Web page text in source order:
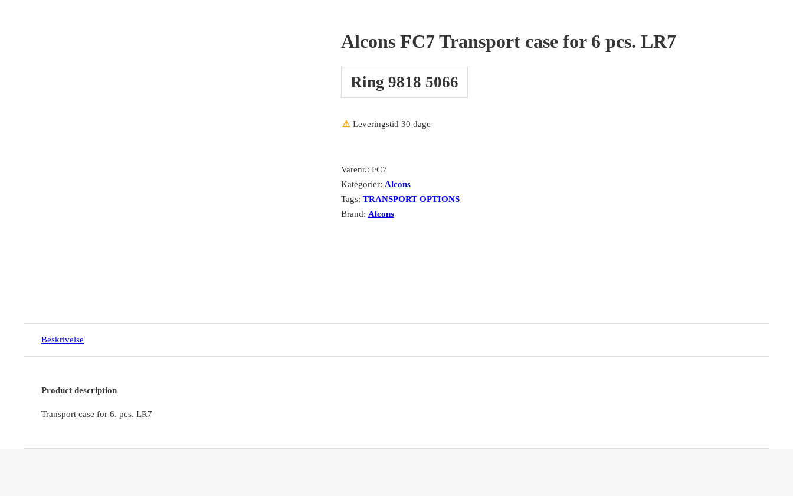
Alcons FC7 Transport case for 6 pcs. LR7
Ring 9818 5066
⚠️ Leveringstid 30 dage
Varenr.: FC7
Kategorier: Alcons
Tags: TRANSPORT OPTIONS
Brand: Alcons
Beskrivelse
Product description
Transport case for 6. pcs. LR7